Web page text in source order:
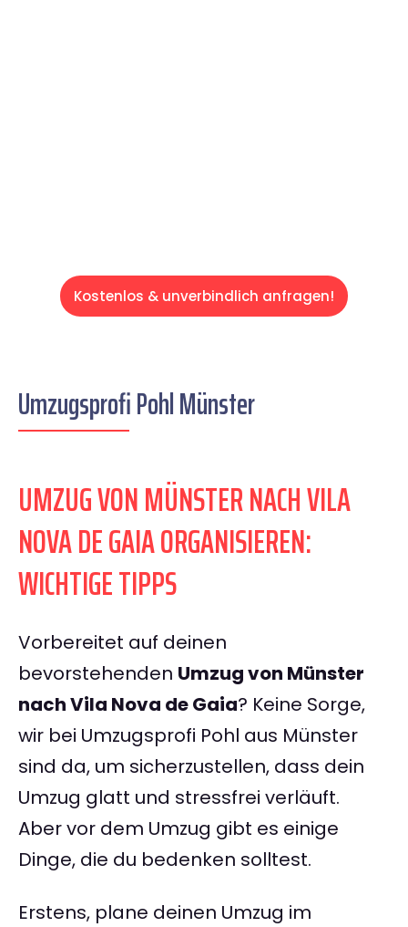
Kostenlos & unverbindlich anfragen!
Umzugsprofi Pohl Münster
UMZUG VON MÜNSTER NACH VILA
NOVA DE GAIA ORGANISIEREN:
WICHTIGE TIPPS
Vorbereitet auf deinen
bevorstehenden Umzug von Münster
nach Vila Nova de Gaia? Keine Sorge,
wir bei Umzugsprofi Pohl aus Münster
sind da, um sicherzustellen, dass dein
Umzug glatt und stressfrei verläuft.
Aber vor dem Umzug gibt es einige
Dinge, die du bedenken solltest.
Erstens, plane deinen Umzug im